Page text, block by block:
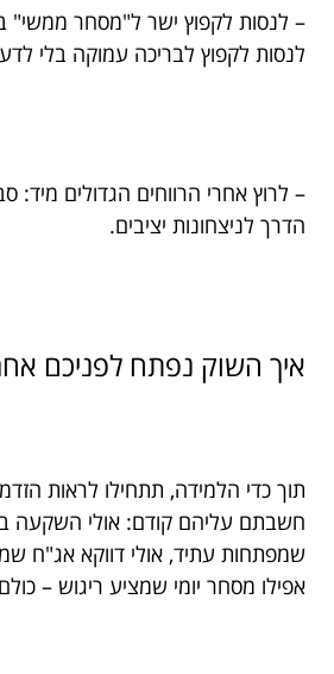
– לנסות לקפוץ ישר ל"מסחר ממשי"
לנסות לקפוץ לבריכה עמוקה בלי
– לרוץ אחרי הרווחים הגדולים מיד:
הדרך לניצחונות יציבים.
איך השוק נפתח לפניכם
תוך כדי הלמידה, תתחילו לראות
חשבתם עליהם קודם: אולי השקעה
שמפתחות עתיד, אולי דווקא אג"ח
אפילו מסחר יומי שמציע ריגוש –